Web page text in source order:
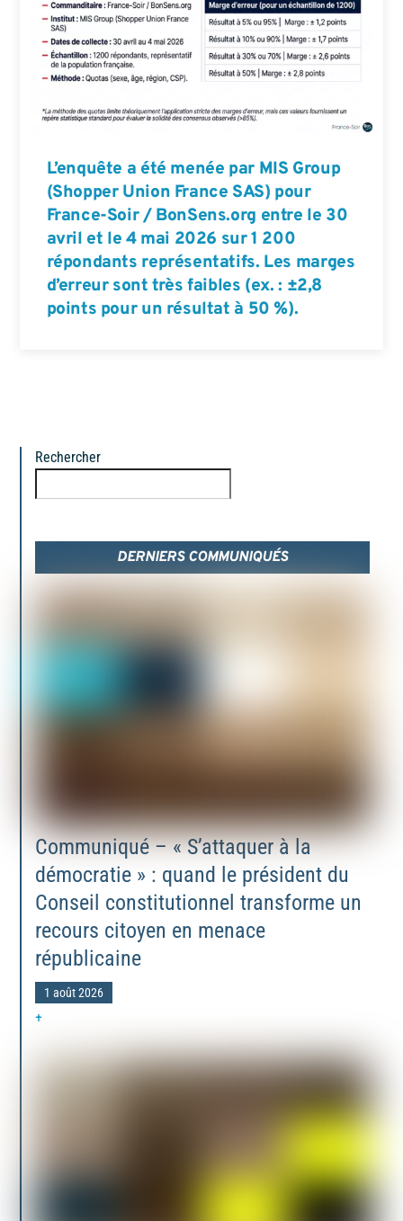
L’enquête a été menée par MIS Group
(Shopper Union France SAS) pour
France-Soir / BonSens.org entre le 30
avril et le 4 mai 2026 sur 1 200
répondants représentatifs. Les marges
d’erreur sont très faibles (ex. : ±2,8
points pour un résultat à 50 %).
Rechercher
DERNIERS COMMUNIQUÉS
Communiqué – « S’attaquer à la
démocratie » : quand le président du
Conseil constitutionnel transforme un
recours citoyen en menace
républicaine
1 août 2026
+